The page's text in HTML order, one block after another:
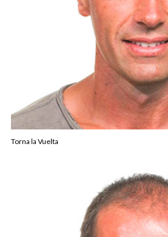
Torna la Vuelta